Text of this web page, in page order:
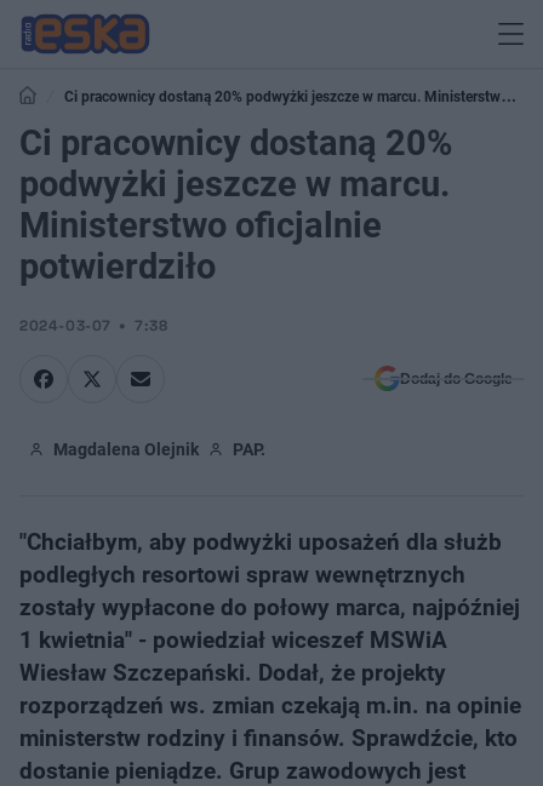
Ci pracownicy dostaną 20% podwyżki jeszcze w marcu. Ministerstwo
oficjalnie potwierdziło
Ci pracownicy dostaną 20%
podwyżki jeszcze w marcu.
Ministerstwo oficjalnie
potwierdziło
2024-03-07 7:38
Dodaj do Google
Magdalena Olejnik PAP.
"Chciałbym, aby podwyżki uposażeń dla służb
podległych resortowi spraw wewnętrznych
zostały wypłacone do połowy marca, najpóźniej
1 kwietnia" - powiedział wiceszef MSWiA
Wiesław Szczepański. Dodał, że projekty
rozporządzeń ws. zmian czekają m.in. na opinie
ministerstw rodziny i finansów. Sprawdźcie, kto
dostanie pieniądze. Grup zawodowych jest